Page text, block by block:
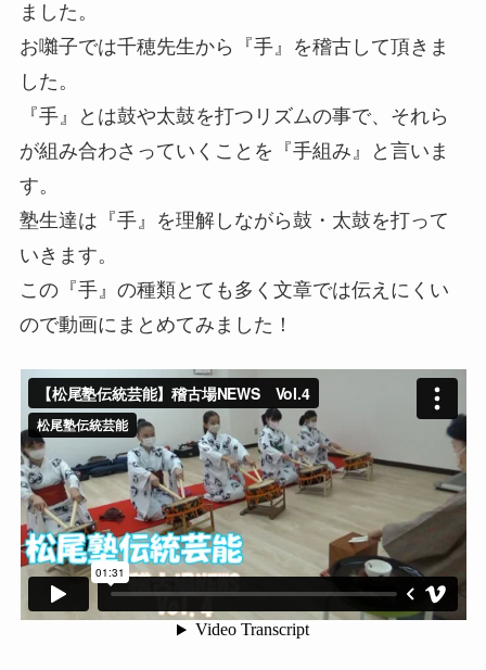
ました。
お囃子では千穂先生から『手』を稽古して頂きま
した。
『手』とは鼓や太鼓を打つリズムの事で、それら
が組み合わさっていくことを『手組み』と言いま
す。
塾生達は『手』を理解しながら鼓・太鼓を打って
いきます。
この『手』の種類とても多く文章では伝えにくい
ので動画にまとめてみました！